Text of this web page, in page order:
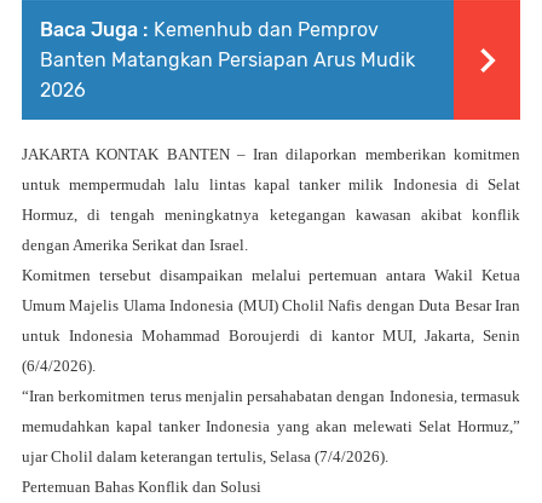
Baca Juga : Kemenhub dan Pemprov
Banten Matangkan Persiapan Arus Mudik
2026
JAKARTAKONTAK BANTEN –Iran dilaporkan memberikan komitmen
untuk mempermudah lalu lintas kapal tanker milik IndonesiadiSelat
Hormuz, di tengah meningkatnya ketegangan kawasan akibat konflik
dengan Amerika Serikat dan Israel.
Komitmen tersebut disampaikan melalui pertemuan antara Wakil Ketua
UmumMajelis Ulama Indonesia (MUI)Cholil Nafis dengan Duta Besar Iran
untuk IndonesiaMohammad Boroujerdi di kantor MUI, Jakarta, Senin
(6/4/2026).
“Iran berkomitmen terus menjalin persahabatan dengan Indonesia, termasuk
memudahkan kapal tanker Indonesia yang akan melewati Selat Hormuz,”
ujar Cholil dalam keterangan tertulis, Selasa (7/4/2026).
Pertemuan Bahas Konflik dan Solusi